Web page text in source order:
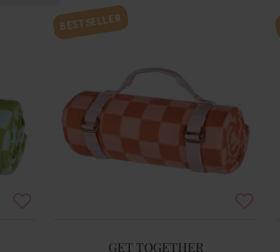
BESTSELLER
GET TOGETHER